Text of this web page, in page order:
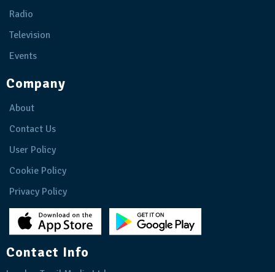
Radio
Television
Events
Company
About
Contact Us
User Policy
Cookie Policy
Privacy Policy
Contact Info